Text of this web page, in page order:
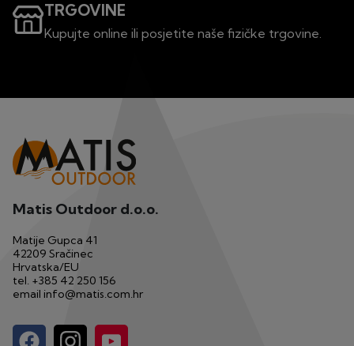
TRGOVINE
Kupujte online ili posjetite naše fizičke trgovine.
Matis Outdoor d.o.o.
Matije Gupca 41
42209 Sračinec
Hrvatska/EU
tel. +385 42 250 156
email info@matis.com.hr